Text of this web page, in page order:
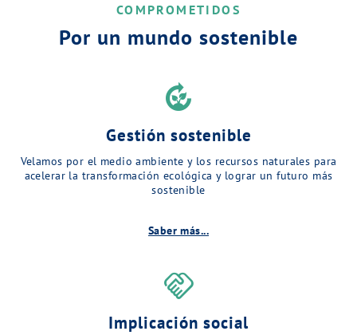
COMPROMETIDOS
Por un mundo sostenible
compost
Gestión sostenible
Velamos por el medio ambiente y los recursos naturales para
acelerar la transformación ecológica y lograr un futuro más
sostenible
Saber más...
handshake
Implicación social